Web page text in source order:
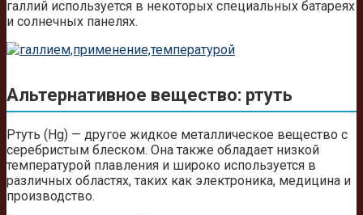
галлий используется в некоторых специальных батареях
и солнечных панелях.
Альтернативное вещество: ртуть
Ртуть (Hg) — другое жидкое металлическое вещество с
серебристым блеском. Она также обладает низкой
температурой плавления и широко используется в
различных областях, таких как электроника, медицина и
производство.